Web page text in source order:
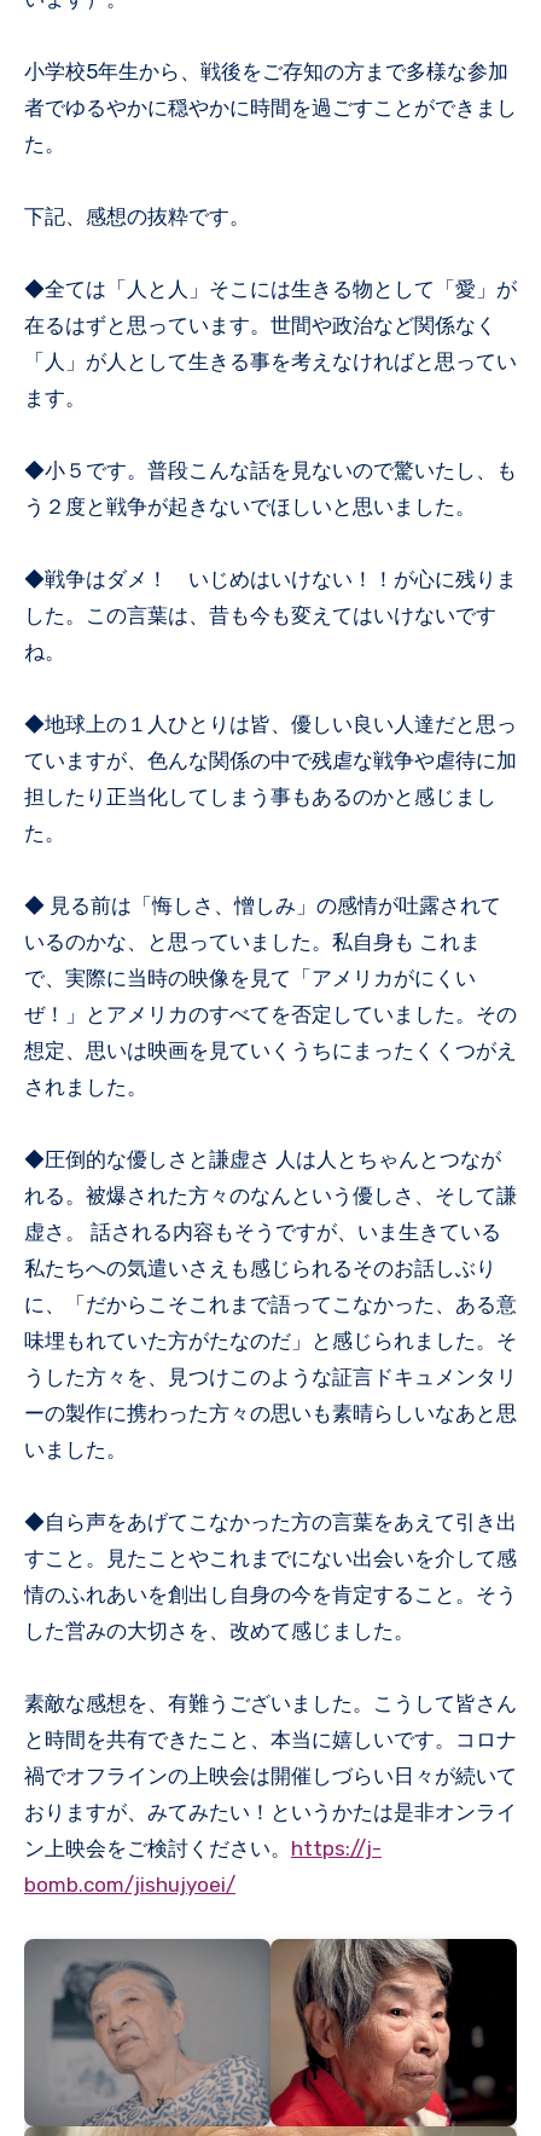
小学校5年生から、戦後をご存知の方まで多様な参加
者でゆるやかに穏やかに時間を過ごすことができまし
た。
下記、感想の抜粋です。
◆全ては「人と人」そこには生きる物として「愛」が
在るはずと思っています。世間や政治など関係なく
「人」が人として生きる事を考えなければと思ってい
ます。
◆小５です。普段こんな話を見ないので驚いたし、も
う２度と戦争が起きないでほしいと思いました。
◆戦争はダメ！ いじめはいけない！！が心に残りま
した。この言葉は、昔も今も変えてはいけないです
ね。
◆地球上の１人ひとりは皆、優しい良い人達だと思っ
ていますが、色んな関係の中で残虐な戦争や虐待に加
担したり正当化してしまう事もあるのかと感じまし
た。
◆ 見る前は「悔しさ、憎しみ」の感情が吐露されて
いるのかな、と思っていました。私自身も これま
で、実際に当時の映像を見て「アメリカがにくい
ぜ！」とアメリカのすべてを否定していました。その
想定、思いは映画を見ていくうちにまったくくつがえ
されました。
◆圧倒的な優しさと謙虚さ 人は人とちゃんとつなが
れる。被爆された方々のなんという優しさ、そして謙
虚さ。 話される内容もそうですが、いま生きている
私たちへの気遣いさえも感じられるそのお話しぶり
に、「だからこそこれまで語ってこなかった、ある意
味埋もれていた方がたなのだ」と感じられました。そ
うした方々を、見つけこのような証言ドキュメンタリ
ーの製作に携わった方々の思いも素晴らしいなあと思
いました。
◆自ら声をあげてこなかった方の言葉をあえて引き出
すこと。見たことやこれまでにない出会いを介して感
情のふれあいを創出し自身の今を肯定すること。そう
した営みの大切さを、改めて感じました。
素敵な感想を、有難うございました。こうして皆さん
と時間を共有できたこと、本当に嬉しいです。コロナ
禍でオフラインの上映会は開催しづらい日々が続いて
おりますが、みてみたい！というかたは是非オンライ
ン上映会をご検討ください。 https://j-
bomb.com/jishujyoei/